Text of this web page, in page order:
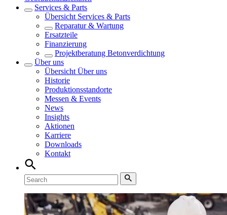
Services & Parts
Übersicht Services & Parts
Reparatur & Wartung
Ersatzteile
Finanzierung
Projektberatung Betonverdichtung
Über uns
Übersicht Über uns
Historie
Produktionsstandorte
Messen & Events
News
Insights
Aktionen
Karriere
Downloads
Kontakt